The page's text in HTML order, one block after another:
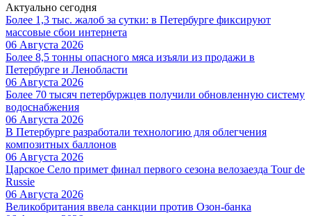
Актуально сегодня
Более 1,3 тыс. жалоб за сутки: в Петербурге фиксируют
массовые сбои интернета
06 Августа 2026
Более 8,5 тонны опасного мяса изъяли из продажи в
Петербурге и Ленобласти
06 Августа 2026
Более 70 тысяч петербуржцев получили обновленную систему
водоснабжения
06 Августа 2026
В Петербурге разработали технологию для облегчения
композитных баллонов
06 Августа 2026
Царское Село примет финал первого сезона велозаезда Tour de
Russie
06 Августа 2026
Великобритания ввела санкции против Озон-банка